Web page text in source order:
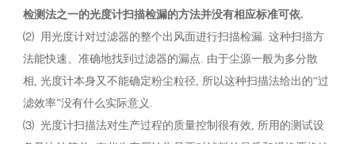
检测法之一的光度计扫描检漏的方法并没有相应标准可依.
⑵ 用光度计对过滤器的整个出风面进行扫描检漏. 这种扫描方
法能快速、准确地找到过滤器的漏点. 由于尘源一般为多分散
相, 光度计本身又不能确定粉尘粒径, 所以这种扫描法给出的“过
滤效率”没有什么实际意义.
⑶ 光度计扫描法对生产过程的质量控制很有效, 所用的测试设